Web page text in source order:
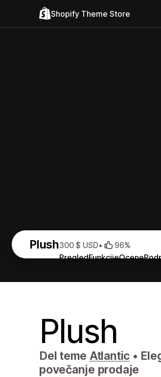
Shopify Theme Store
Plush
PregledFunkcijeOcene
300 $ USD• 96%
Plush
Del teme Atlantic •
povečanje prodaje